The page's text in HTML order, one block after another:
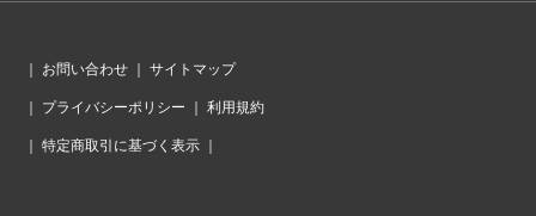
｜ お問い合わせ ｜ サイトマップ
｜ プライバシーポリシー ｜ 利用規約
｜ 特定商取引に基づく表示 ｜